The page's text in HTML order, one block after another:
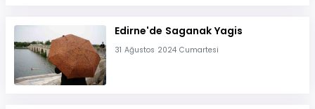
Edirne'de Saganak Yagis
31 Ağustos 2024 Cumartesi